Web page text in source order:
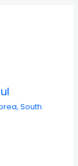
,South